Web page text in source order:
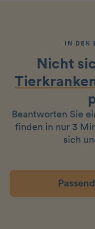
IN DEN
Nicht
Beantworten Sie
finden in nur 3
sich